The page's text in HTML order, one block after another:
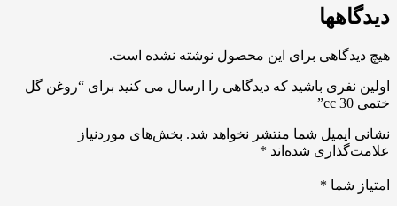
دیدگاهها
هیچ دیدگاهی برای این محصول نوشته نشده است.
اولین نفری باشید که دیدگاهی را ارسال می کنید برای “روغن گل
ختمی 30 cc”
نشانی ایمیل شما منتشر نخواهد شد. بخش‌های موردنیاز
علامت‌گذاری شده‌اند *
امتیاز شما *